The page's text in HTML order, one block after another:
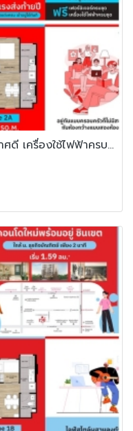
Vay Amata คอนโดใหม่ บรรยากาศดี เครื่องใช้ไฟฟ้าครบ พร้อมเข้าอยู่